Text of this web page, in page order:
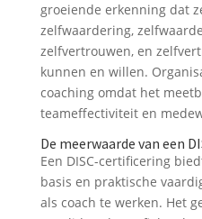
groeiende erkenning dat
zelfwaardering,
zelfvertrouwen, en
kunnen en willen.
coaching omdat het
teameffectiviteit en
De meerwaarde van een
Een DISC-certificering
basis en praktische
als coach te werken. Het